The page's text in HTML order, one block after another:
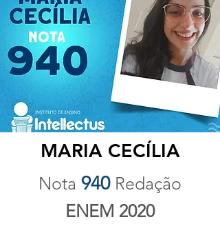
MARIA CECÍLIA
Nota 940 Redação
ENEM 2020